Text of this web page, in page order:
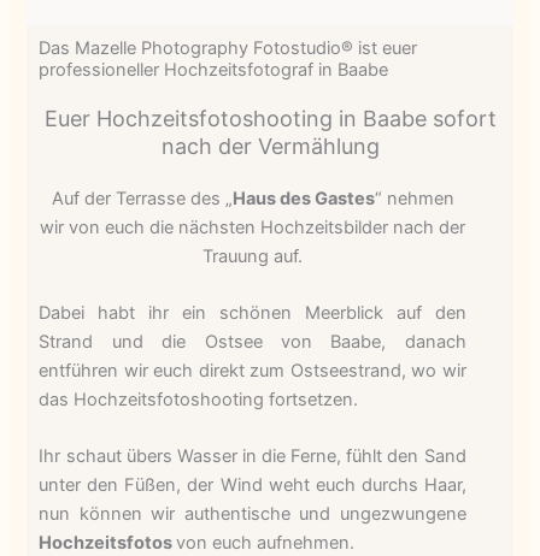
Das Mazelle Photography Fotostudio® ist euer
professioneller Hochzeitsfotograf in Baabe
Euer Hochzeitsfotoshooting in Baabe sofort
nach der Vermählung
Auf der Terrasse des „Haus des Gastes“ nehmen
wir von euch die nächsten Hochzeitsbilder nach der
Trauung auf.
Dabei habt ihr ein schönen Meerblick auf den
Strand und die Ostsee von Baabe, danach
entführen wir euch direkt zum Ostseestrand, wo wir
das Hochzeitsfotoshooting fortsetzen.
Ihr schaut übers Wasser in die Ferne, fühlt den Sand
unter den Füßen, der Wind weht euch durchs Haar,
nun können wir authentische und ungezwungene
Hochzeitsfotosvon euch aufnehmen.